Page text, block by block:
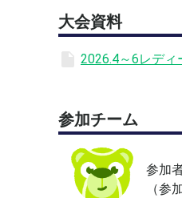
大会資料
2026.4～6レディ
参加チーム
参加
（参